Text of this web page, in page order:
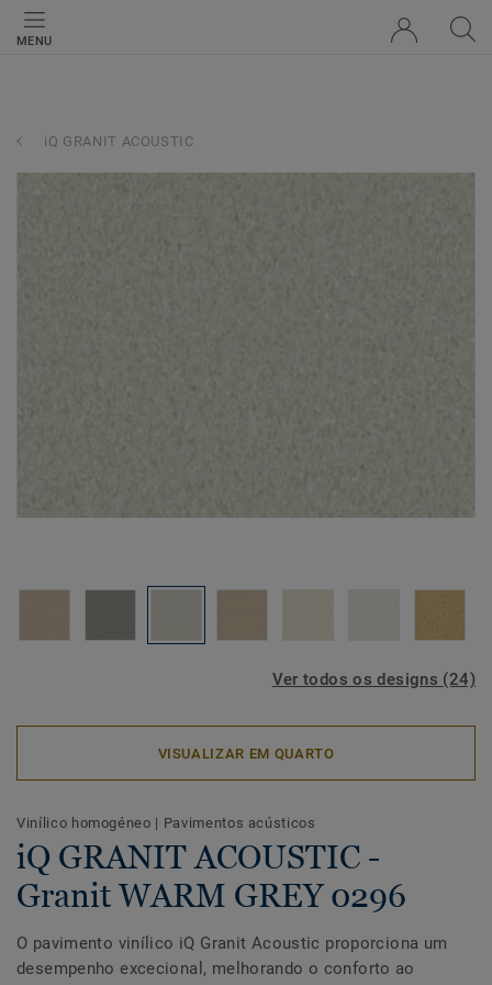
MENU
iQ GRANIT ACOUSTIC
Ver todos os designs (24)
VISUALIZAR EM QUARTO
Vinílico homogéneo | Pavimentos acústicos
iQ GRANIT ACOUSTIC -
Granit WARM GREY 0296
O pavimento vinílico iQ Granit Acoustic proporciona um
desempenho excecional, melhorando o conforto ao